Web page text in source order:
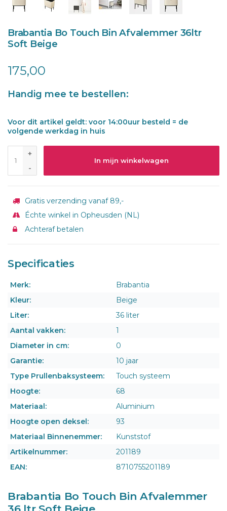
Brabantia Bo Touch Bin Afvalemmer 36ltr
Soft Beige
175,00
Handig mee te bestellen:
Voor dit artikel geldt: voor 14:00uur besteld = de
volgende werkdag in huis
+
-
In mijn winkelwagen
Gratis verzending vanaf 89,-
Échte winkel in Opheusden (NL)
Achteraf betalen
Specificaties
Merk:
Brabantia
Kleur:
Beige
Liter:
36 liter
Aantal vakken:
1
Diameter in cm:
0
Garantie:
10 jaar
Type Prullenbaksysteem:
Touch systeem
Hoogte:
68
Materiaal:
Aluminium
Hoogte open deksel:
93
Materiaal Binnenemmer:
Kunststof
Artikelnummer:
201189
EAN:
8710755201189
Brabantia Bo Touch Bin Afvalemmer